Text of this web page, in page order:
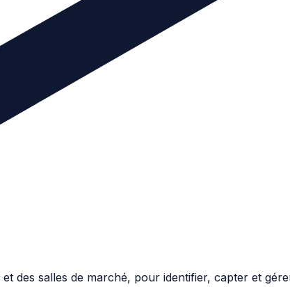
des salles de marché, pour identifier, capter et